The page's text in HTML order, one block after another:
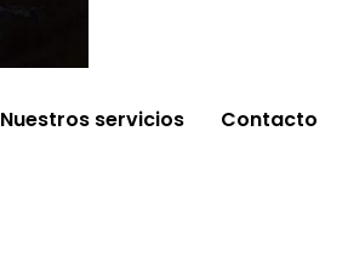
Nuestros servicios Contacto